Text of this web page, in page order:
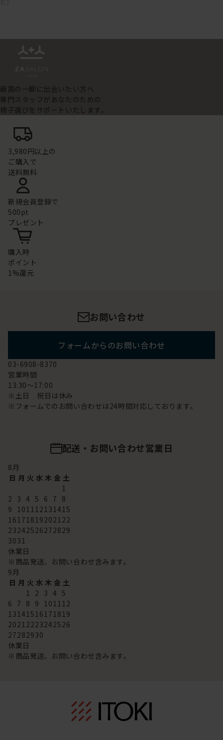
ど）
最高の一脚に出会いたい方へ
専門スタッフがあなたのための
椅子選びをサポートいたします。
3,980円以上の
ご購入で
送料無料
新規会員登録で
500pt
プレゼント
購入時
ポイント
1%還元
お問い合わせ
フォームからのお問い合わせ
03-6908-8370
営業時間
13:30～17:00
※土日 祝日は休み
※フォームでのお問い合わせは24時間対応しております。
配送・お問い合わせ営業日
8月
日 月 火 水 木 金 土
1
2 3 4 5 6 7 8
9 101112131415
16171819202122
23242526272829
3031
休業日
※商品発送、お問い合わせ含みます。
9月
日 月 火 水 木 金 土
1 2 3 4 5
6 7 8 9 101112
13141516171819
20212223242526
27282930
休業日
※商品発送、お問い合わせ含みます。